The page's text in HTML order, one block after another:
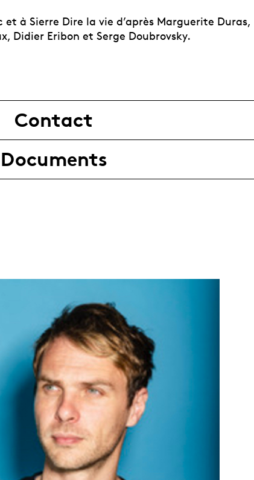
et à Sierre Dire la vie d’après Marguerite Duras,
Didier Eribon et Serge Doubrovsky.
Contact
Documents